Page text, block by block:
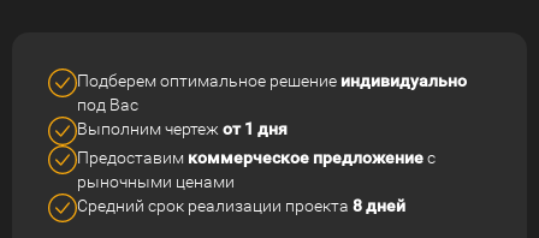
Подберем оптимальное решение индивидуально
под Вас
Выполним чертеж от 1 дня
Предоставим коммерческое предложениес
рыночными ценами
Средний срок реализации проекта 8 дней